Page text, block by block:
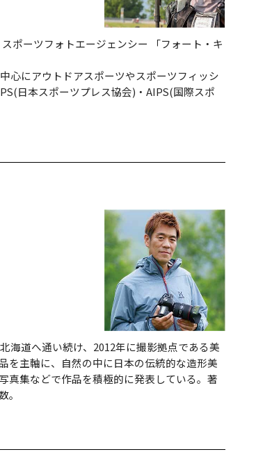
ポーツフォトエージェンシー 「フォート・キ
心にアウトドアスポーツやスポーツフィッシ
日本スポーツプレス協会)・AIPS(国際スポ
海道へ通い続け、2012年に撮影拠点である美
を主軸に、自然の中に日本の伝統的な造形美
真集などで作品を積極的に発表している。著
。